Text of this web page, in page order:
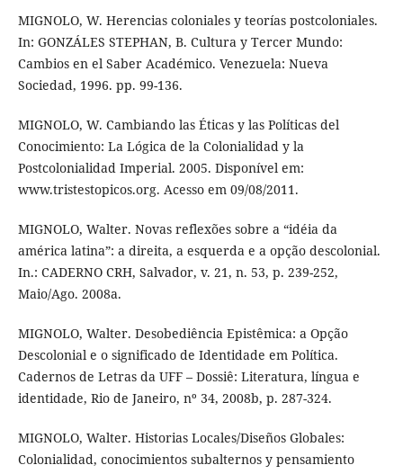
MIGNOLO, W. Herencias coloniales y teorías postcoloniales.
In: GONZÁLES STEPHAN, B. Cultura y Tercer Mundo:
Cambios en el Saber Académico. Venezuela: Nueva
Sociedad, 1996. pp. 99-136.
MIGNOLO, W. Cambiando las Éticas y las Políticas del
Conocimiento: La Lógica de la Colonialidad y la
Postcolonialidad Imperial. 2005. Disponível em:
www.tristestopicos.org. Acesso em 09/08/2011.
MIGNOLO, Walter. Novas reflexões sobre a “idéia da
américa latina”: a direita, a esquerda e a opção descolonial.
In.: CADERNO CRH, Salvador, v. 21, n. 53, p. 239-252,
Maio/Ago. 2008a.
MIGNOLO, Walter. Desobediência Epistêmica: a Opção
Descolonial e o significado de Identidade em Política.
Cadernos de Letras da UFF – Dossiê: Literatura, língua e
identidade, Rio de Janeiro, nº 34, 2008b, p. 287-324.
MIGNOLO, Walter. Historias Locales/Diseños Globales:
Colonialidad, conocimientos subalternos y pensamiento